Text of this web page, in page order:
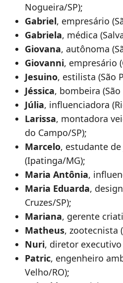
Nogueira/SP);
Gabriel, empresário
Gabriela, médica
Giovana, autônoma
Giovanni, empresário
Jesuino, estilista (São
Jéssica, bombeira (São
Júlia, influenciadora
Larissa, montadora
do Campo/SP);
Marcelo, estudante
(Ipatinga/MG);
Maria Antônia,
Maria Eduarda,
Cruzes/SP);
Mariana, gerente
Matheus, zootecnista
Nuri, diretor executivo
Patric, engenheiro
Velho/RO);